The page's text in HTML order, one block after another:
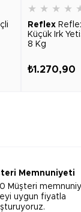
★ ★ ★ ★
Reflex
Küçük Irk
8 Kg
₺1.270,90
Memnuniyeti
Müşteri
uygun fiyatla